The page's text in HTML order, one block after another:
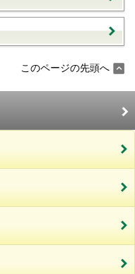
このページの先頭へ